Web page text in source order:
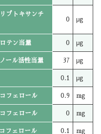
プトキサンチ
0 μg
テン当量 0 μg
ール活性当量 37 μg
0.1 μg
フェロール 0.9 mg
フェロール 0 mg
フェロール 0.1 mg